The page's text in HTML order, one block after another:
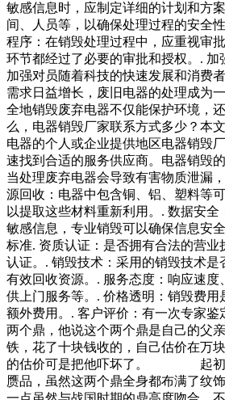
敏感信息时，应制定详细的计划和方
间、人员等，以确保处理过程的安全
程序：在销毁处理过程中，应重视审
环节都经过了必要的审批和授权。. 加
加强对员随着科技的快速发展和消费
需求日益增长，废旧电器的处理成为
全地销毁废弃电器不仅能保护环境，
么，电器销毁厂家联系方式多少？本
电器的个人或企业提供地区电器销毁
速找到合适的服务供应商。电器销毁
当处理废弃电器会导致有害物质泄漏
源回收：电器中包含铜、铝、塑料等
以提取这些材料重新利用。. 数据安
敏感信息，专业销毁可以确保信息安
标准. 资质认证：是否拥有合法的营业
认证。. 销毁技术：采用的销毁技术是
有效回收资源。. 服务态度：响应速度
供上门服务等。. 价格透明：销毁费用
额外费用。. 客户评价：有一次专家鉴
两个鼎，他说这个两个鼎是自己的父
铁，花了十块钱收的，自己估价在万
的估价可是把他吓坏了。 起初
赝品，虽然这两个鼎全身都布满了纹